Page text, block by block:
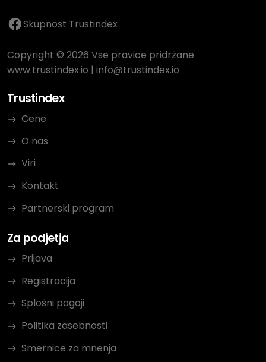
Skupnost Trustindex
Copyright © 2026 Vse pravice pridržane
www.trustindex.io | info@trustindex.io
Trustindex
Cene
O nas
Viri
Kontakt
Partnerski program
Za podjetja
Prijava
Registracija
Splošni pogoji
Politika zasebnosti
Smernice za mnenja